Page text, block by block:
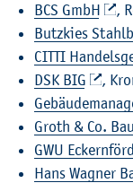
BCS GmbH
,
Butz­kies
CITTI
DSK BIG
,
Groth & Co.
GWU
Hans Wag­ner